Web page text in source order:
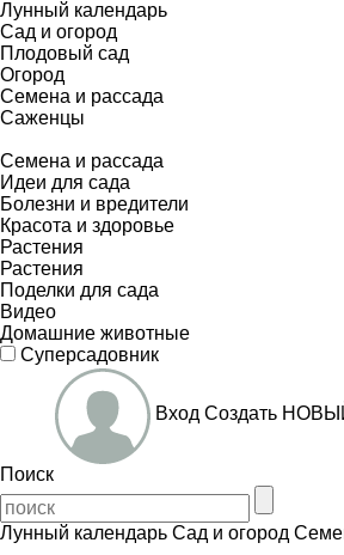
Лунный календарь
Сад и огород
Плодовый сад
Огород
Семена и рассада
Саженцы
Семена и рассада
Идеи для сада
Болезни и вредители
Красота и здоровье
Растения
Растения
Поделки для сада
Видео
Домашние животные
Суперсадовник
Вход Создать
Поиск
Лунный календарь Сад и огород